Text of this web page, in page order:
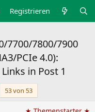
Registrieren
7700/7800/7900
PCIe 4.0):
in Post 1
53 von 53